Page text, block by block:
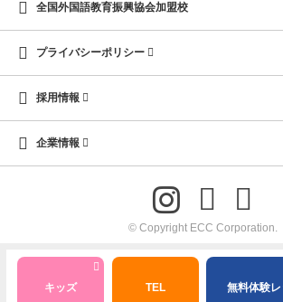
キッズ TEL 無料体験
全国外国語教育振興協会加盟校
プライバシーポリシー
採用情報
企業情報
© Copyright ECC Corporation.